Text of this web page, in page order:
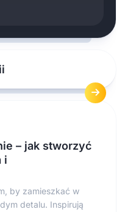
– jak stworzyć
i
by zamieszkać w
detalu. Inspirują